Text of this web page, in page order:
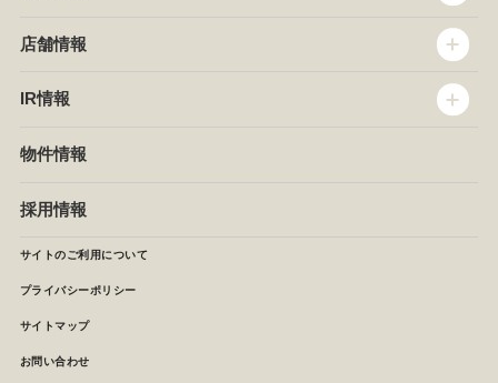
企業情報
セントラルキッチン
NEWS
店舗情報
椿屋珈琲
イタリアンダイニングDONA
店舗検索
IR情報
IRニュース
月次報告
決算短信
株主の皆様へ
よくあるご質問 (株主優待制度)
物件情報
採用情報
サイトのご利用について
プライバシーポリシー
サイトマップ
お問い合わせ